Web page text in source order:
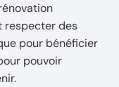
respecter des
pour bénéficier
pouvoir